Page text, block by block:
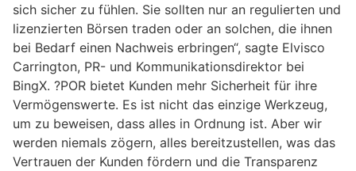
sich sicher zu fühlen. Sie sollten nur an regulierten und
lizenzierten Börsen traden oder an solchen, die ihnen
bei Bedarf einen Nachweis erbringen“, sagte Elvisco
Carrington, PR- und Kommunikationsdirektor bei
BingX. ?POR bietet Kunden mehr Sicherheit für ihre
Vermögenswerte. Es ist nicht das einzige Werkzeug,
um zu beweisen, dass alles in Ordnung ist. Aber wir
werden niemals zögern, alles bereitzustellen, was das
Vertrauen der Kunden fördern und die Transparenz